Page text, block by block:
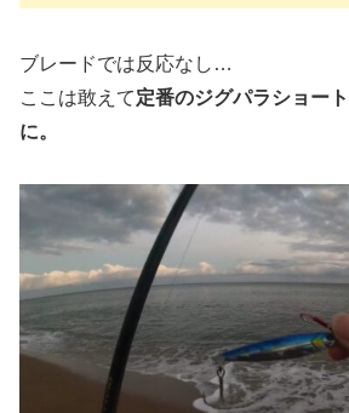
ブレードでは反応なし…
ここは敢えて定番のジグパラショー
に。